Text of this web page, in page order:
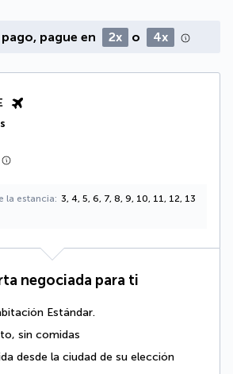
pague en 2x o 4x
la estancia
3, 4, 5, 6, 7, 8, 9, 10, 11, 12, 13
negociada para ti
Estándar.
sin comidas
desde la ciudad de su elección